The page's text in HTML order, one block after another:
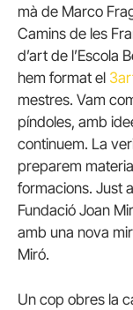
mà de Marco
Camins de les
d’art de l’Escola
hem format el
mestres. Vam
píndoles, amb
continuem. La
preparem
formacions. Just
Fundació Joan
amb una nova
Miró.
Un cop obres la